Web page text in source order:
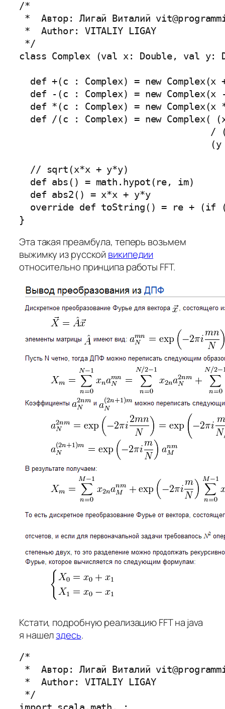
/*
*  Автор: Лигай Виталий
*  Author: VITALIY LIGAY
*/
class Complex (val x: Double, val y:
def +(c : Complex) = new Complex(x
def -(c : Complex) = new Complex(x
def *(c : Complex) = new Complex(x
def /(c : Complex) = new Complex(
/
  // sqrt(x*x + y*y)
  def abs() = math.hypot(re, im)
  def abs2() = x*x + y*y
override def toString() = re + (if
Эта такая преамбула, теперь возьмем
выжимку из русской википедии
относительно принципа работы FFT.
Кстати, подробную реализацию FFT на java
я нашелздесь.
/*
*  Автор: Лигай Виталий
*  Author: VITALIY LIGAY
*/